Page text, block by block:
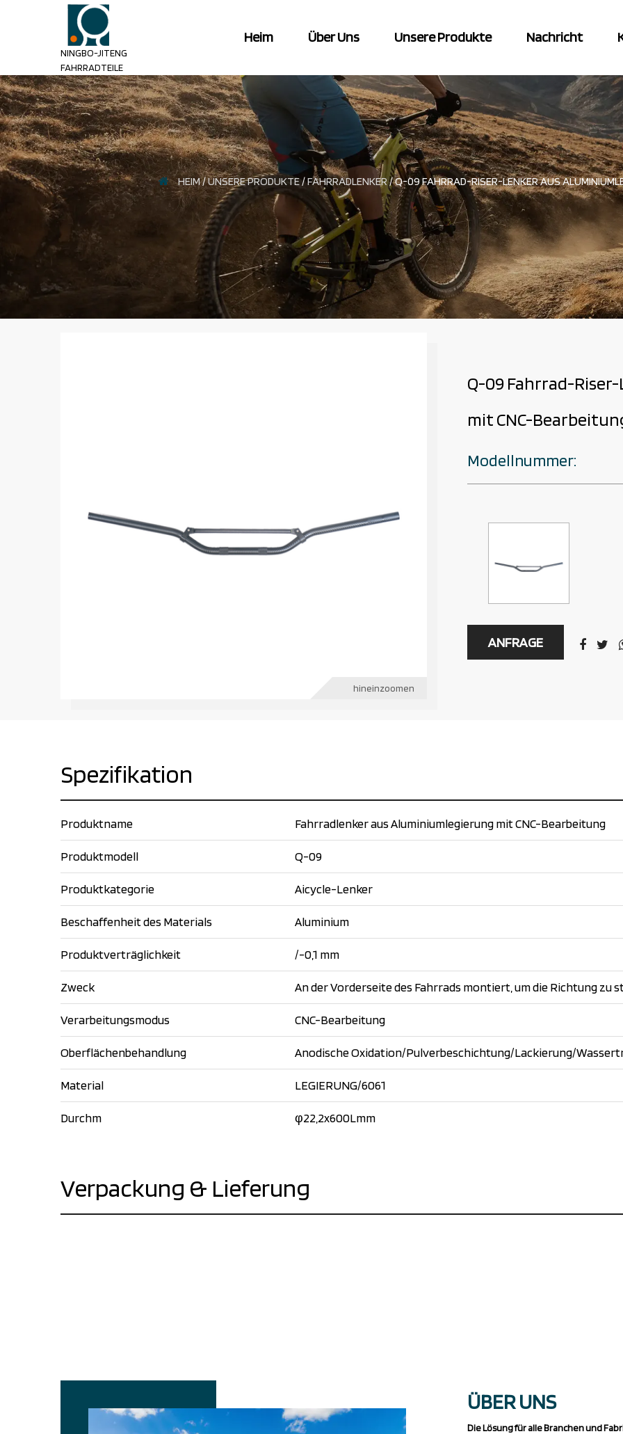
NINGBO-JITENG
FAHRRADTEILE
Heim Über Uns Unsere Produkte Nachricht
HEIM/UNSERE PRODUKTE/FAHRRADLENKER/Q-09 FAHRRAD-RISER-LENKER AUS
hineinzoomen
Q-09 Fahrrad-
mit CNC-
Modellnummer:
ANFRAGE
Spezifikation
Produktname Fahrradlenker aus Aluminiumlegierung mit CNC-Bearbeitung
Produktmodell Q-09
Produktkategorie Aicycle-Lenker
Beschaffenheit des Materials Aluminium
Produktverträglichkeit /-0,1 mm
Zweck An der Vorderseite des Fahrrads montiert, um die Richtung zu
Verarbeitungsmodus CNC-Bearbeitung
Oberflächenbehandlung Anodische Oxidation/Pulverbeschichtung/Lackierung/
Material LEGIERUNG/6061
Durchm φ22,2x600Lmm
Verpackung & Lieferung
ÜBER UNS
Die Lösung für alle Branchen und